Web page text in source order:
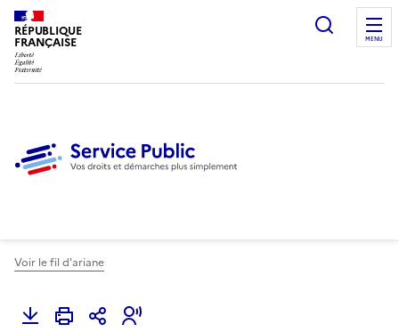
RÉPUBLIQUE
FRANÇAISE
Ouvrir
MENU
Voir le fil d'ariane